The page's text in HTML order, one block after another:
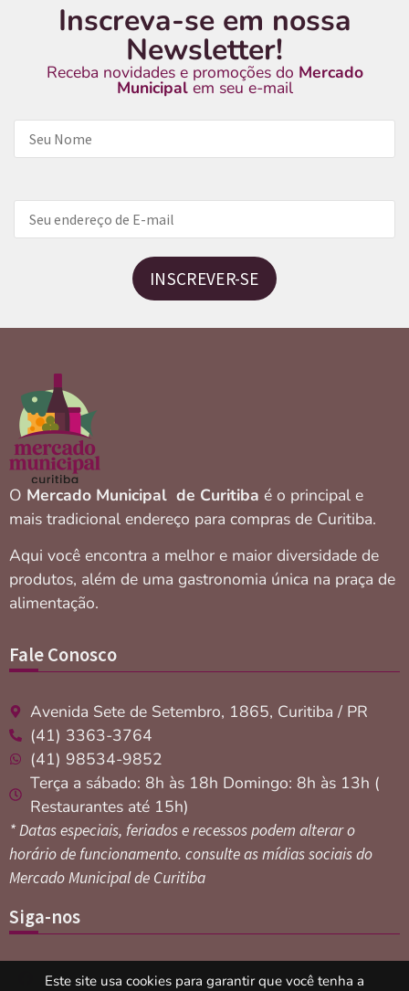
Este site usa cookies para garantir que você tenha a
Inscreva-se em nossa
Newsletter!
Receba novidades e promoções do Mercado
Municipalem seu e-mail
INSCREVER-SE
O Mercado Municipal de Curitiba é o principal e
mais tradicional endereço para compras de Curitiba.
Aqui você encontra a melhor e maior diversidade de
produtos, além de uma gastronomia única na praça de
alimentação.
Fale Conosco
Avenida Sete de Setembro, 1865, Curitiba / PR
(41) 3363-3764
(41) 98534-9852
Terça a sábado: 8h às 18h Domingo: 8h às 13h (
Restaurantes até 15h)
* Datas especiais, feriados e recessos podem alterar o
horário de funcionamento. consulte as mídias sociais do
Mercado Municipal de Curitiba
Siga-nos